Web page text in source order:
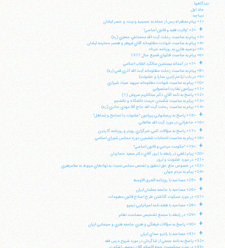
دیدگاهها
جلد اول
ديباچه:
«1» پيام معظم له پس از حمله به حسينيه و بيت، و حصر ايشان
+
«2» "ولايت فقيه و قانون اساسي"
«3» پيام به مناسبت رحلت آيت الله محمدتقي جعفري (ره)
«4» پيام به مناسبت شهادت مظلومانه آقاي فروهر و همسر محترمه ايشان
«5» توصيه هايي به روزنامه خرداد
«6» پيام به مناسبت قتلهاي فجيع سال 1377
+
«7» در آستانه بيستمين سالگرد انقلاب اسلامي
«8» پيام به مناسبت رحلت مظلومانه آيت الله آذري قمي (ره)
«9» در باب تزاحم (دين، مدارا و خشونت)
«10» پيام به مناسبت شهادت مظلومانه سپهبد صياد شيرازي
«11» پيرامون نظارت استصوابي
«12» پاسخ به نامه آقاي دكتر عبدالكريم سروش (1)
«13» پيام به مناسبت شكستن حرمت دانشگاه و دانشجو
«14» پپام به مناسبت رحلت آيت الله حاج آقا مهدي حائري (ره)
+
«15» پاسخ به پرسشهايي پيرامون "خشونت يا تسامح و تساهل"
«16» خاطراتي در مورد آيت الله طالقاني
+
«17» پاسخ به سؤالات كتبي خبرگزاري رويتر و روزنامه گاردين
«18» پيام به مناسبت انتخابات ششمين دوره مجلس شوراي اسلامي
+
«19» "حكومت مردمي و قانون اساسي"
«20» پيام تلفني در رابطه با ترور آقاي دكتر سعيد حجاريان
«21» در مورد خشونت و ترور
«22» در خصوص منع حق تحقيق و تفحص مجلس نسبت به نهادهاي مربوط به مقامرهبري
«24» پيام به مردم جهان
+ «25» مصاحبه با روزنامه الشرق الاوسط
+
«26» مصاحبه با جامعه معلمان ايران
«27» در مورد مسكوت گذاشتن طرح اصلاح قانون مطبوعات
+ «28» مصاحبه با هفته نامه اسپانيايي تيمپو
+ «29» در رابطه با مجمع تشخيص مصلحت نظام
+ «30» پاسخ به سؤالات فرهنگي و هنري جامعه هنري و سينمايي ايران
+
«31» مصاحبه با راديو صداي ايران
«32» پاسخ به نامه جمعي از شاگردان در مورد شروع درس فقه